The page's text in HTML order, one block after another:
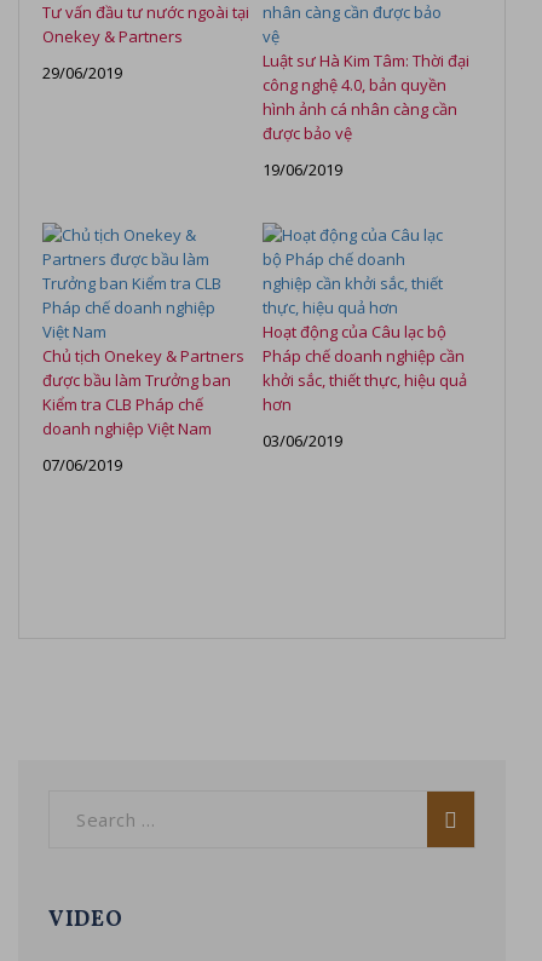
Tư vấn đầu tư nước ngoài tại
Onekey & Partners
29/06/2019
Luật sư Hà Kim Tâm: Thời đại
công nghệ 4.0, bản quyền
hình ảnh cá nhân càng cần
được bảo vệ
19/06/2019
Chủ tịch Onekey & Partners
được bầu làm Trưởng ban
Kiểm tra CLB Pháp chế
doanh nghiệp Việt Nam
07/06/2019
Hoạt động của Câu lạc bộ
Pháp chế doanh nghiệp cần
khởi sắc, thiết thực, hiệu quả
hơn
03/06/2019
VIDEO